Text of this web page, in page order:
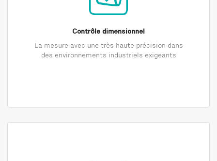
Contrôle dimensionnel
La mesure avec une très haute précision dans
des environnements industriels exigeants